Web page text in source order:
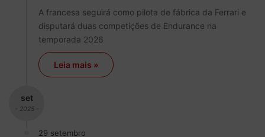
A francesa seguirá como pilota de fábrica da Ferrari e
disputará duas competições de Endurance na
temporada 2026
Leia mais »
set
- 2025 -
29 setembro